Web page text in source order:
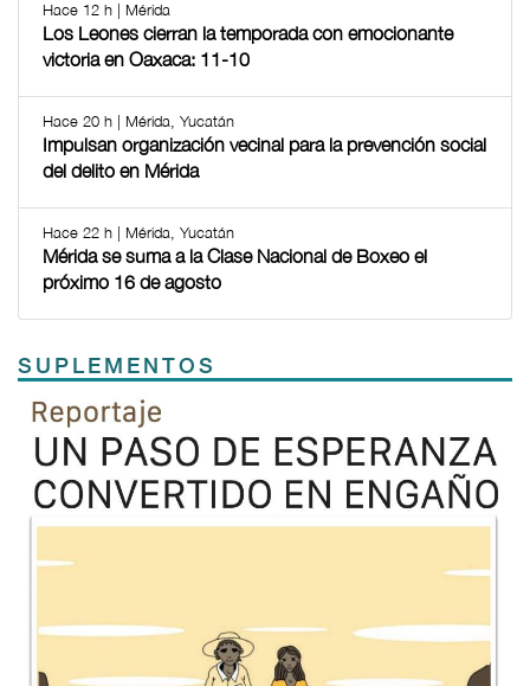
Hace 12 h | Mérida
Los Leones cierran la temporada con emocionante
victoria en Oaxaca: 11-10
Hace 20 h | Mérida, Yucatán
Impulsan organización vecinal para la prevención social
del delito en Mérida
Hace 22 h | Mérida, Yucatán
Mérida se suma a la Clase Nacional de Boxeo el
próximo 16 de agosto
SUPLEMENTOS